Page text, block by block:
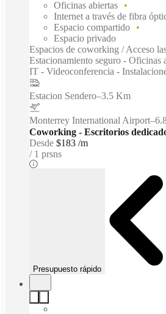
Oficinas abiertas
Internet a través de fibra
Espacio compartido
Espacio privado
Espacios de coworking / Acceso
Estacionamiento seguro - Oficinas
IT - Videoconferencia -
Estacion Sendero–3.5 Km
Monterrey International Airport–
Coworking - Escritorios
Desde $183 /m
1 prsns
Presupuesto rápido